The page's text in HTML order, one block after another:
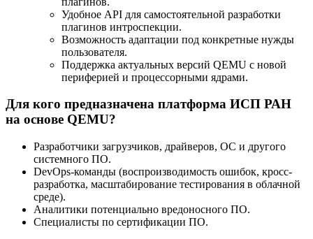
Удобное API для самостоятельной разработки
плагинов интроспекции.
Возможность адаптации под конкретные нужды
пользователя.
Поддержка актуальных версий QEMU с новой
периферией и процессорными ядрами.
Для кого предназначена платформа ИСП РАН
на основе QEMU?
Разработчики загрузчиков, драйверов, ОС и другого
системного ПО.
DevOps-команды (воспроизводимость ошибок, кросс-
разработка, масштабирование тестирования в облачной
среде).
Аналитики потенциально вредоносного ПО.
Специалисты по сертификации ПО.